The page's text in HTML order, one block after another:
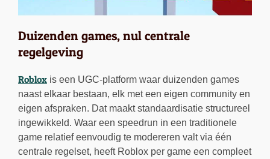
Duizenden games, nul centrale
regelgeving
Roblox is een UGC-platform waar duizenden games
naast elkaar bestaan, elk met een eigen community en
eigen afspraken. Dat maakt standaardisatie structureel
ingewikkeld. Waar een speedrun in een traditionele
game relatief eenvoudig te modereren valt via één
centrale regelset, heeft Roblox per game een compleet